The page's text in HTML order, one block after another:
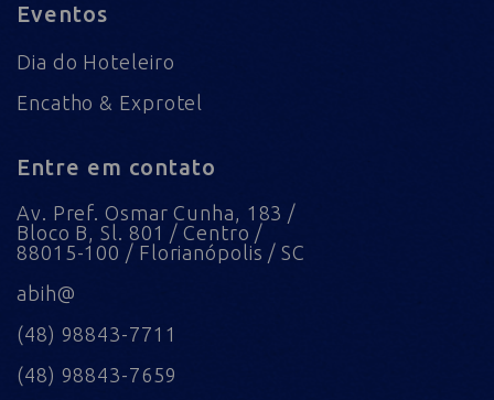
Eventos
Dia do Hoteleiro
Encatho & Exprotel
Entre em contato
Av. Pref. Osmar Cunha, 183 /
Bloco B, Sl. 801 / Centro /
88015-100 / Florianópolis / SC
abih@
(48) 98843-7711
(48) 98843-7659